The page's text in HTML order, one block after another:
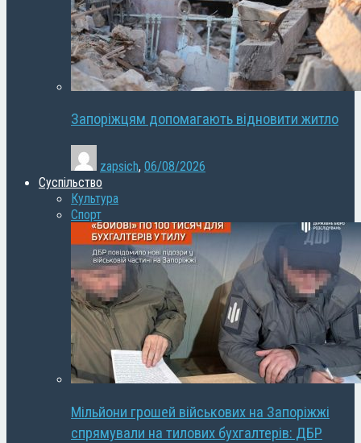
Запоріжцям допомагають відновити житло
zapsich, 06/08/2026
Суспільство
Культура
Спорт
Мільйони грошей військових на Запоріжжі
спрямували на тилових бухгалтерів: ДБР